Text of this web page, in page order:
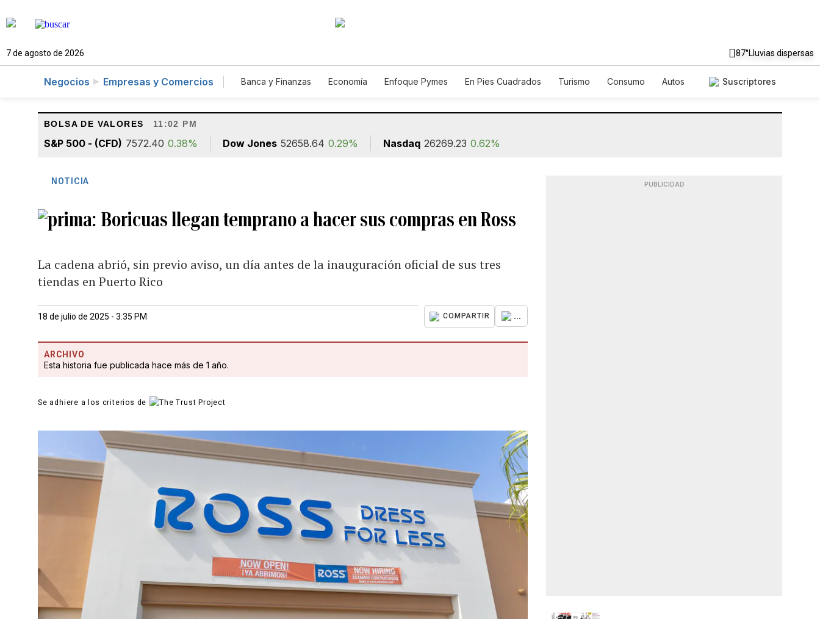
7 de agosto de 2026 87°Lluvias dispersas
Negocios Empresas y Comercios Banca y Finanzas Economía Enfoque Pymes En Pies Cuadrados Turismo Consumo
Autos
Suscriptores
BOLSA DE VALORES 11:02 PM
S&P 500 - (CFD) 7572.40 0.38% Dow Jones 52658.64 0.29% Nasdaq 26269.23 0.62%
NOTICIA
Boricuas llegan temprano a hacer sus compras en Ross
La cadena abrió, sin previo aviso, un día antes de la inauguración oficial de sus tres
tiendas en Puerto Rico
18 de julio de 2025 - 3:35 PM COMPARTIR ...
ARCHIVO
Esta historia fue publicada hace más de 1 año.
Se adhiere a los criterios de
PUBLICIDAD